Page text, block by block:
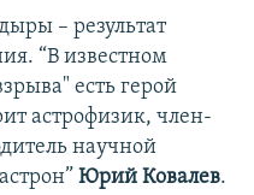
– результат
“В известном
есть герой
астрофизик, член-
научной
Юрий Ковалев.